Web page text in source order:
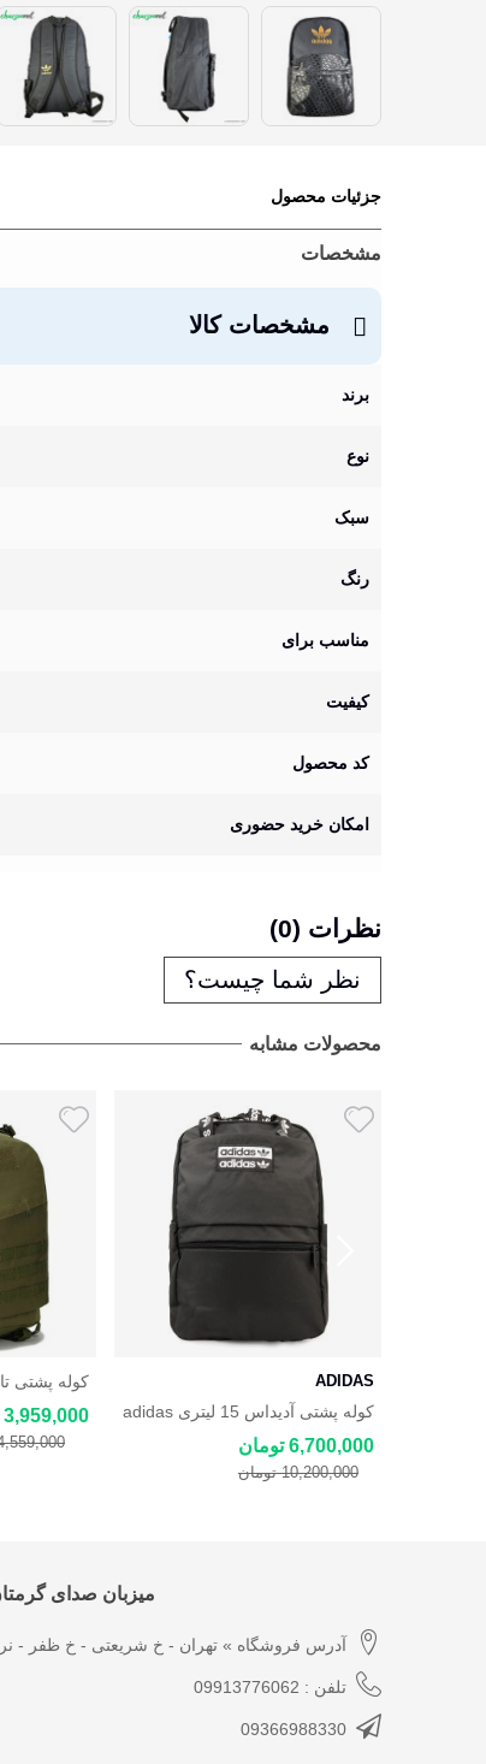
جزئیات محصول
مشخصات
مشخصات کالا
برند
نوع
سبک
رنگ
مناسب برای
کیفیت
کد محصول
امکان خرید حضوری
نظرات (0)
نظر شما چیست؟
محصولات مشابه
ADIDAS
کوله پشتی آدیداس 15 لیتری adidas
Back Pack
6,700,000 تومان
10,200,000 تومان
و کوهنوردی
3,959,000 تومان
4,559,000
میزبان صدای
آدرس فروشگاه » تهران - خ شریعتی - خ ظفر -
تلفن : 09913776062
09366988330